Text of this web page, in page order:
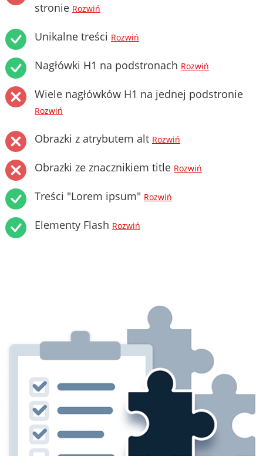
stronie Rozwiń
Unikalne treści Rozwiń
Nagłówki H1 na podstronach Rozwiń
Wiele nagłówków H1 na jednej podstronie
Rozwiń
Obrazki z atrybutem alt Rozwiń
Obrazki ze znacznikiem title Rozwiń
Treści "Lorem ipsum" Rozwiń
Elementy Flash Rozwiń